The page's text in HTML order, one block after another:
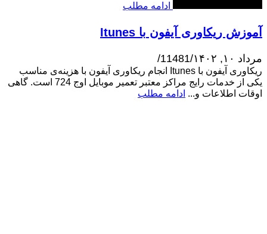
ادامه مطلب
آموزش ریکاوری آیفون با Itunes
مرداد ۱۰, ۱۴۰۲ /
11481
/
ریکاوری آیفون با Itunes انجام ریکاوری آیفون با هزینه‌ی مناسب
یکی از خدمات رایج مراکز معتبر تعمیر موبایل اوج 724 است. گاهی
اوقات اطلاعات و... ادامه مطلب